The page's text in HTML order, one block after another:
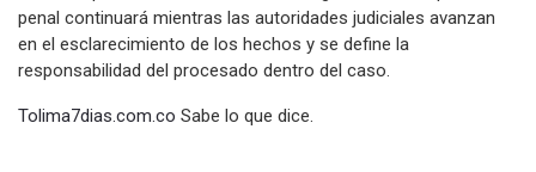
penal continuará mientras las autoridades judiciales avanzan
en el esclarecimiento de los hechos y se define la
responsabilidad del procesado dentro del caso.
Tolima7dias.com.co Sabe lo que dice.